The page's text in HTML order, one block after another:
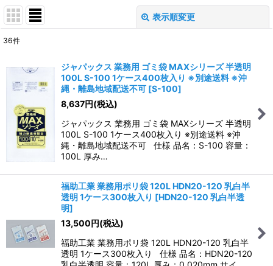
表示順変更
並び順:
絞り込む
36件
ジャパックス 業務用 ゴミ袋 MAXシリーズ 半透明
100L S-100 1ケース400枚入り ※別途送料 ※沖
縄・離島地域配送不可 [S-100]
8,637円(税込)
ジャパックス 業務用 ゴミ袋 MAXシリーズ 半透明
100L S-100 1ケース400枚入り ※別途送料 ※沖
縄・離島地域配送不可 仕様 品名：S-100 容量：
100L 厚み…
福助工業 業務用ポリ袋 120L HDN20-120 乳白半
透明 1ケース300枚入り [HDN20-120 乳白半透
明]
13,500円(税込)
福助工業 業務用ポリ袋 120L HDN20-120 乳白半
透明 1ケース300枚入り 仕様 品名：HDN20-120